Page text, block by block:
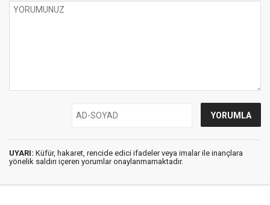
UYARI: Küfür, hakaret, rencide edici ifadeler veya imalar ile inançlara
yönelik saldırı içeren yorumlar onaylanmamaktadır.